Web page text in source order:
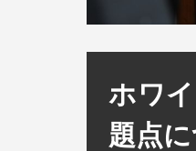
ホワ
題点